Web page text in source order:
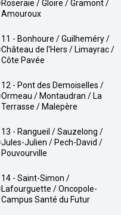
Roseraie / Gloire / Gramont /
Amouroux
11 - Bonhoure / Guilheméry /
Château de l'Hers / Limayrac /
Côte Pavée
12 - Pont des Demoiselles /
Ormeau / Montaudran / La
Terrasse / Malepère
13 - Rangueil / Sauzelong /
Jules-Julien / Pech-David /
Pouvourville
14 - Saint-Simon /
Lafourguette / Oncopole-
Campus Santé du Futur